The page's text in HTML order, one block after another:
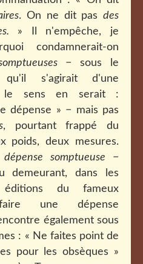
. On ne dit pasdes
» Il n'empêche, je
condamnerait-on
− sous le
qu'il s'agirait d'une
le sens en serait :
dépense » − mais pas
, pourtant frappé du
poids, deux mesures.
dépense somptueuse −
demeurant, dans les
du fameux
une dépense
également sous
: « Ne faites point de
pour les obsèques »